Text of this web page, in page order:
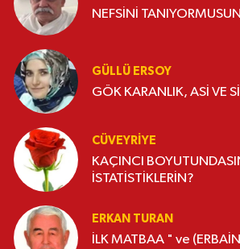
NEFSİNİ
GÜLLÜ ERSOY
GÖK KARANLIK, ASİ VE
CÜVEYRIYE
KAÇINCI BOYUTUNDASIN
İSTATİSTİKLERİN?
ERKAN TURAN
İLK MATBAA " ve